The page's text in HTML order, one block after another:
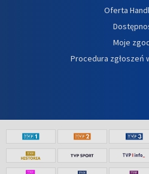
Oferta
Moje
Procedura zgłoszeń